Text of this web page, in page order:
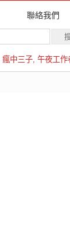
聯絡我們
瘋中三子, 午夜工作